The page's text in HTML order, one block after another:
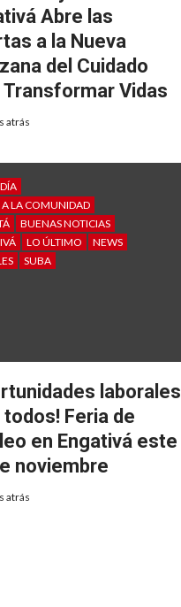
Abre las
a la Nueva
del Cuidado
Transformar Vidas
atrás
A LA COMUNIDAD
BUENAS NOTICIAS
LO ÚLTIMO
NEWS
SUBA
laborales
todos! Feria de
en Engativá este
noviembre
atrás